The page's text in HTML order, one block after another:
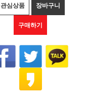
관심상품 장바구니
구매하기